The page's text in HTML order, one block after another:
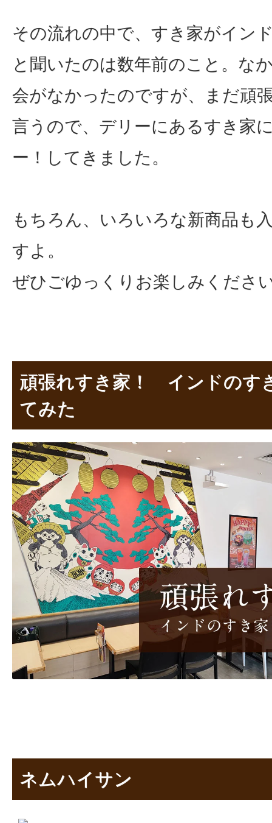
その流れの中で、すき家がイン
と聞いたのは数年前のこと。な
会がなかったのですが、まだ頑
言うので、デリーにあるすき家
ー！してきました。
もちろん、いろいろな新商品も
すよ。
ぜひごゆっくりお楽しみくださ
頑張れすき家！ インドのす
てみた
ネムハイサン